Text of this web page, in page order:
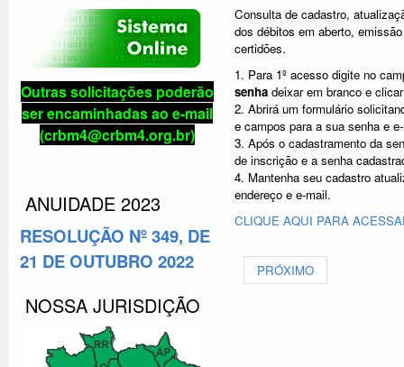
Outras solicitações poderão
ser encaminhadas ao e-mail
(crbm4@crbm4.org.br)
ANUIDADE 2023
RESOLUÇÃO Nº 349, DE
21 DE OUTUBRO 2022
NOSSA JURISDIÇÃO
Consulta de cadastro,
dos débitos em aberto,
certidões.
1. Para 1º acesso digite no
senha deixar em branco e
2. Abrirá um formulário
e campos para a sua senha e
3. Após o cadastramento da
de inscrição e a senha
4. Mantenha seu cadastro
endereço e e-mail.
CLIQUE AQUI PARA
PRÓXIMO